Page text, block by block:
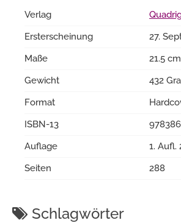
Verlag
Ersterscheinung
27.
Maße
21.5
Gewicht
432
Format
ISBN-13
Auflage
1. Aufl.
Seiten
288
Schlagwörter